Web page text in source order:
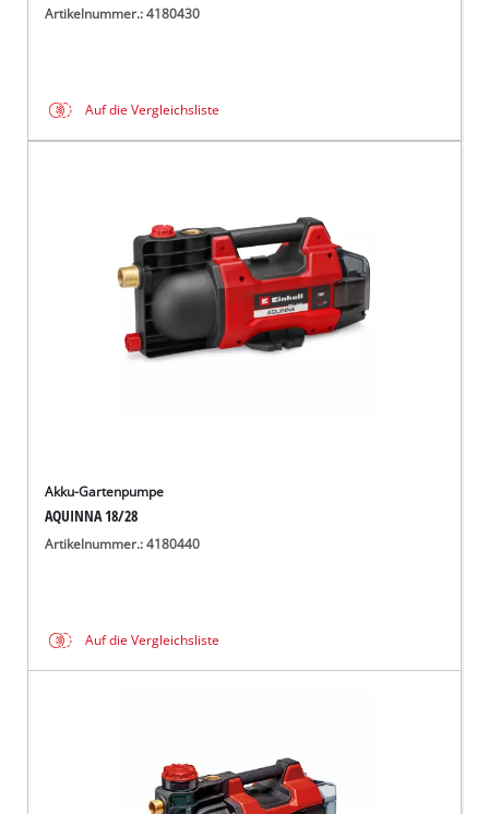
Artikelnummer.: 4180430
Auf die Vergleichsliste
Akku-Gartenpumpe
AQUINNA 18/28
Artikelnummer.: 4180440
Auf die Vergleichsliste